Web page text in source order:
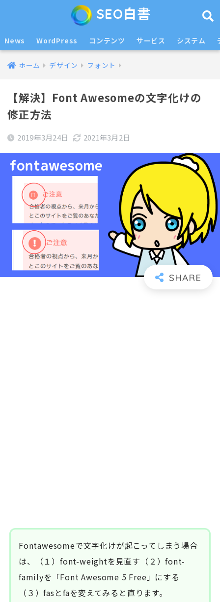
SEO白書
News WordPress コンテンツ サービス システム
ホーム デザイン フォント
【解決】Font Awesomeの文字化けの
修正方法
2019年3月24日 2021年3月2日
Fontawesomeで文字化けが起こってしまう場合
は、（１）font-weightを見直す（２）font-
familyを「Font Awesome 5 Free」にする
（３）fasとfaを変えてみると直ります。